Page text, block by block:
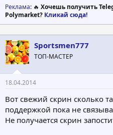
Реклама: 🔥 Хочешь получить
Polymarket? Кликай сюда!
Sportsmen777
ТОП-МАСТЕР
18.04.2014
Вот свежий скрин сколько
поддержкой пока не
Не получается скрин